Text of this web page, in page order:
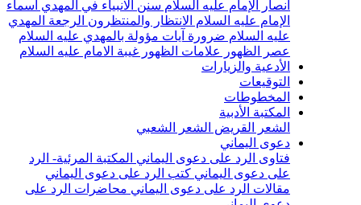
الإمام عليه السلامسنن الانبياء في المهديأسماء
عليه السلامالانتظار والمنتظرونالرجعةالمهدي
السلام ضرورة آيات مؤولة بالمهدي عليه السلام
علامات الظهورغيبة الامام عليه السلام
والزيارات
الأدبية
الشعر الشعبي
اليماني
الرد على دعوى اليماني المكتبة المرئية- الرد
دعوى اليماني كتب الرد على دعوى اليماني
الرد على دعوى اليماني محاضرات الرد على